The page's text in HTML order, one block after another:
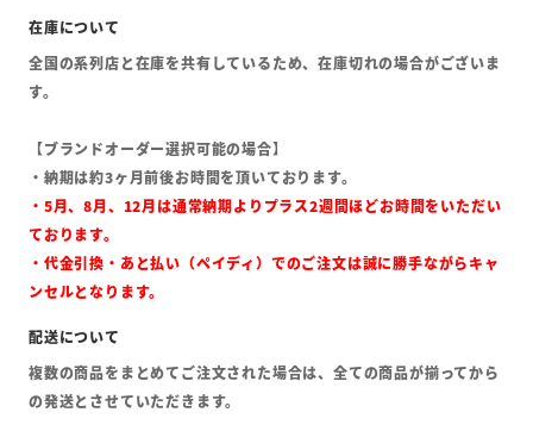
全国の系列店と在庫を共有しているため、在庫切れの場合がございま
す。
【ブランドオーダー選択可能の場合】
・納期は約3ヶ月前後お時間を頂いております。
・5月、8月、12月は通常納期よりプラス2週間ほどお時間をいただい
ております。
・代金引換・あと払い（ペイディ）でのご注文は誠に勝手ながらキャ
ンセルとなります。
複数の商品をまとめてご注文された場合は、全ての商品が揃ってから
の発送とさせていただきます。